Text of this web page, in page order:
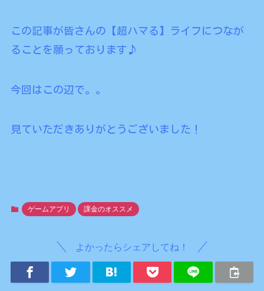
この記事が皆さんの【超ハマる】ライフにつなが
ることを願っております♪
今回はこの辺で。。
見ていただきありがとうございました！
ゲームアプリ 課金のオススメ
よかったらシェアしてね！